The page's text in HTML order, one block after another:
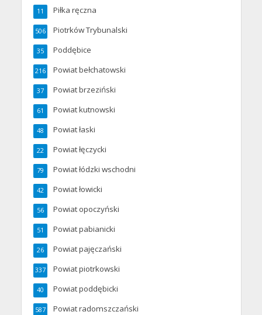
Piłka ręczna
11
Piotrków Trybunalski
506
Poddębice
35
Powiat bełchatowski
216
Powiat brzeziński
37
Powiat kutnowski
61
Powiat łaski
48
Powiat łęczycki
22
Powiat łódzki wschodni
79
Powiat łowicki
42
Powiat opoczyński
56
Powiat pabianicki
51
Powiat pajęczański
26
Powiat piotrkowski
337
Powiat poddębicki
40
Powiat radomszczański
587